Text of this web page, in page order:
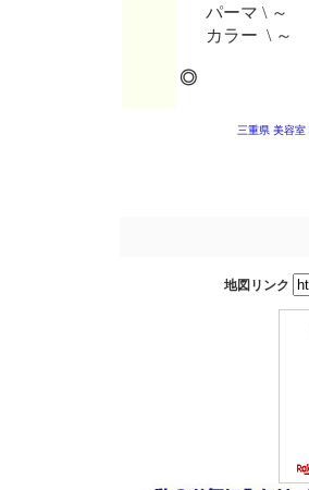
パーマ \ ～
カラー \ ～
◎
三重県 美容室
地図リンク